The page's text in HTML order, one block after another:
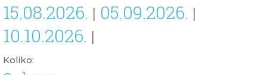
15.08.2026. | 05.09.2026. |
10.10.2026. |
Koliko: